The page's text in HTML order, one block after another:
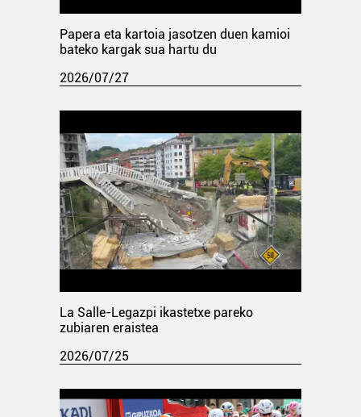
Papera eta kartoia jasotzen duen kamioi
bateko kargak sua hartu du
2026/07/27
La Salle-Legazpi ikastetxe pareko
zubiaren eraistea
2026/07/25